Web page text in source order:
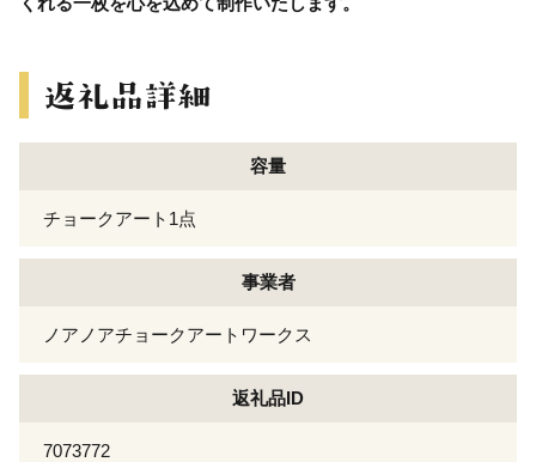
容量
チョークアート1点
事業者
ノアノアチョークアートワークス
返礼品ID
7073772